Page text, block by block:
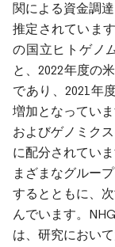
関による資金調
推定されていま
の国立ヒトゲノ
と、2022年度の
であり、2021年
増加となってい
およびゲノミク
に配分されてい
まざまなグルー
するとともに、
んでいます。
は、研究におい